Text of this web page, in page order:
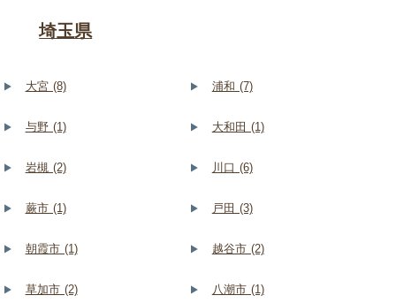
埼玉県
大宮 (8) 浦和 (7)
与野 (1) 大和田 (1)
岩槻 (2) 川口 (6)
蕨市 (1) 戸田 (3)
朝霞市 (1) 越谷市 (2)
草加市 (2) 八潮市 (1)